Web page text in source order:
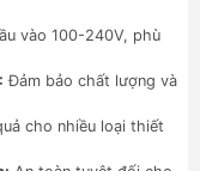
vào 100-240V, phù
Đảm bảo chất lượng và
cho nhiều loại thiết